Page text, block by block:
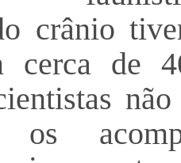
crânio
cerca de